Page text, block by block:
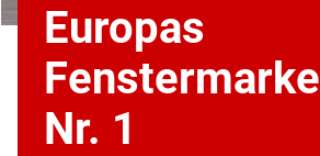
Europas
Fenstermarke
Nr. 1